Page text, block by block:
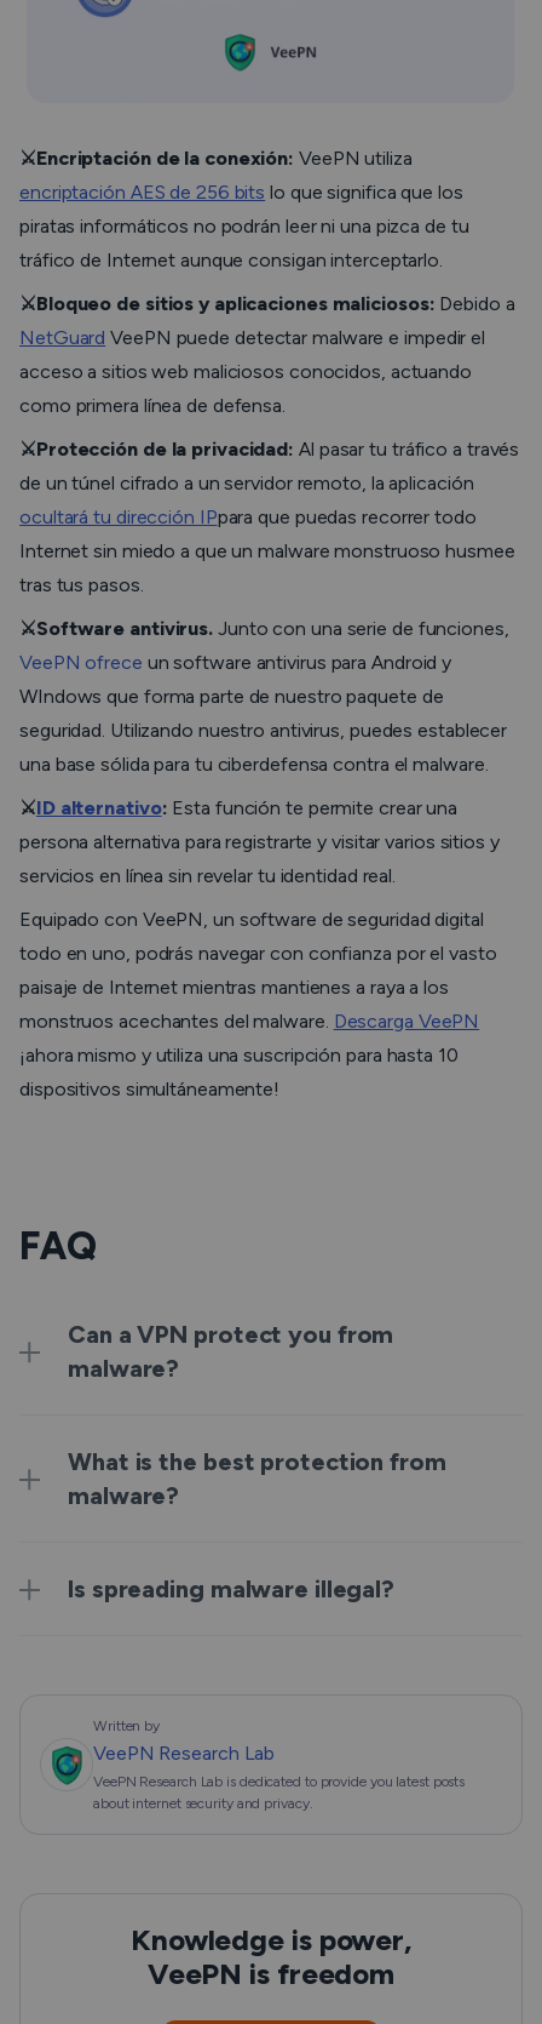
⚔️Encriptación de la conexión: VeePN utiliza
encriptación AES de 256 bits lo que significa que los
piratas informáticos no podrán leer ni una pizca de tu
tráfico de Internet aunque consigan interceptarlo.
⚔️Bloqueo de sitios y aplicaciones maliciosos: Debido a
NetGuard VeePN puede detectar malware e impedir el
acceso a sitios web maliciosos conocidos, actuando
como primera línea de defensa.
⚔️Protección de la privacidad: Al pasar tu tráfico a través
de un túnel cifrado a un servidor remoto, la aplicación
ocultará tu dirección IPpara que puedas recorrer todo
Internet sin miedo a que un malware monstruoso husmee
tras tus pasos.
⚔️Software antivirus. Junto con una serie de funciones,
VeePN ofrece un software antivirus para Android y
WIndows que forma parte de nuestro paquete de
seguridad. Utilizando nuestro antivirus, puedes establecer
una base sólida para tu ciberdefensa contra el malware.
⚔️ID alternativo: Esta función te permite crear una
persona alternativa para registrarte y visitar varios sitios y
servicios en línea sin revelar tu identidad real.
Equipado con VeePN, un software de seguridad digital
todo en uno, podrás navegar con confianza por el vasto
paisaje de Internet mientras mantienes a raya a los
monstruos acechantes del malware. Descarga VeePN
¡ahora mismo y utiliza una suscripción para hasta 10
dispositivos simultáneamente!
FAQ
Can a VPN protect you from
malware?
What is the best protection from
malware?
Is spreading malware illegal?
Written by
VeePN Research Lab
VeePN Research Lab is dedicated to provide you latest posts
about internet security and privacy.
Knowledge is power,
VeePN is freedom